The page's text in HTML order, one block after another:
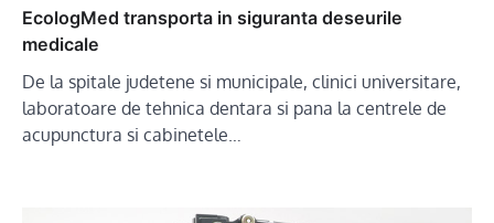
EcologMed transporta in siguranta deseurile
medicale
De la spitale judetene si municipale, clinici universitare,
laboratoare de tehnica dentara si pana la centrele de
acupunctura si cabinetele…